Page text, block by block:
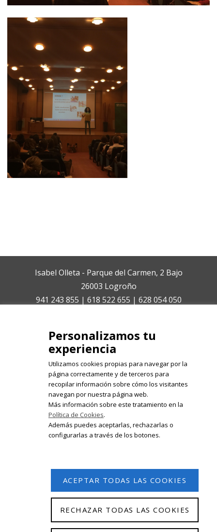
Isabel Olleta - Parque del Carmen, 2 Bajo
26003 Logroño
941 243 855 | 618 522 655 | 628 054 050
Registrate en nuestro boletín de
noticias
© 2026 Isabel Olleta. Todos los derechos reservados.
Personalizamos tu
experiencia
Utilizamos cookies propias para navegar por la
página correctamente y de terceros para
recopilar información sobre cómo los visitantes
navegan por nuestra página web.
Más información sobre este tratamiento en la
Política de Cookies.
Además puedes aceptarlas, rechazarlas o
configurarlas a través de los botones.
ACEPTAR TODAS LAS COOKIES
RECHAZAR TODAS LAS COOKIES